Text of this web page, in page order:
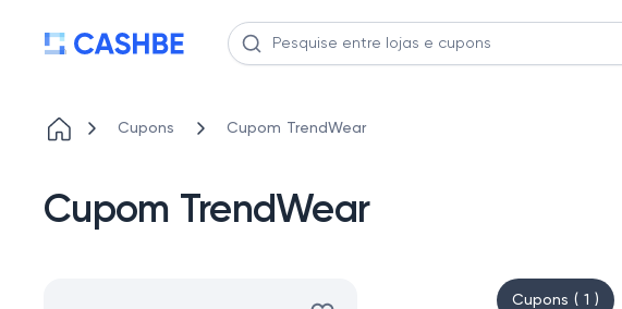
Cupons Cupom TrendWear
Cupom TrendWear
Cupons ( 1 )